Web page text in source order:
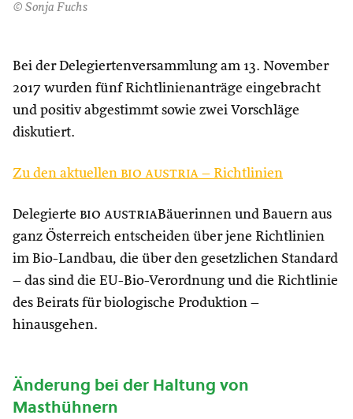
© Sonja Fuchs
Bei der Delegiertenversammlung am 13. November
2017 wurden fünf Richtlinienanträge eingebracht
und positiv abgestimmt sowie zwei Vorschläge
diskutiert.
Zu den aktuellen bio austria – Richtlinien
Delegierte bio austriaBäuerinnen und Bauern aus
ganz Österreich entscheiden über jene Richtlinien
im Bio-Landbau, die über den gesetzlichen Standard
– das sind die EU-Bio-Verordnung und die Richtlinie
des Beirats für biologische Produktion –
hinausgehen.
Änderung bei der Haltung von
Masthühnern